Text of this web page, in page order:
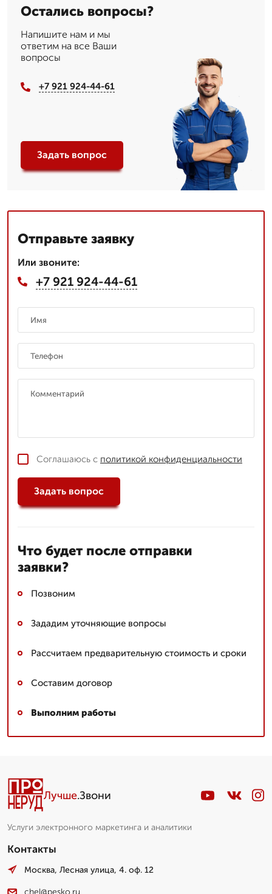
Остались вопросы?
Напишите нам и мы
ответим на все Ваши
вопросы
+7 921 924-44-61
Задать вопрос
Отправьте заявку
Или звоните:
+7 921 924-44-61
Соглашаюсь с политикой конфиденциальности
Задать вопрос
Что будет после отправки
заявки?
Позвоним
Зададим уточняющие вопросы
Рассчитаем предварительную стоимость и сроки
Составим договор
Выполним работы
Лучше.Звони
Услуги электронного маркетинга и аналитики
Контакты
Москва, Лесная улица, 4. оф. 12